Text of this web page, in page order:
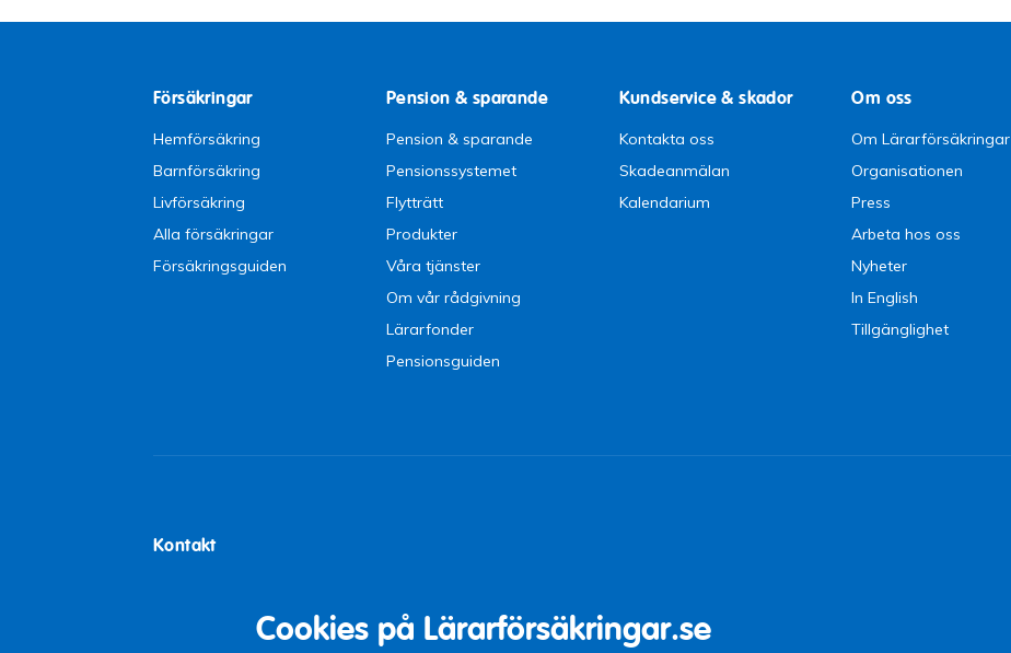
Cookies på Lärarförsäkringar.se
Försäkringar
Hemförsäkring
Barnförsäkring
Livförsäkring
Alla försäkringar
Försäkringsguiden
Pension & sparande
Pension & sparande
Pensionssystemet
Flytträtt
Produkter
Våra tjänster
Om vår rådgivning
Lärarfonder
Pensionsguiden
Kundservice & skador
Kontakta oss
Skadeanmälan
Kalendarium
Om oss
Om Lärarförsäkringar
Organisationen
Press
Arbeta hos oss
Nyheter
In English
Tillgänglighet
Kontakt
102 42 Stockholm
12-13)